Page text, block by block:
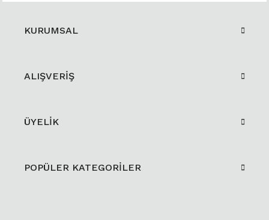
KURUMSAL
ALIŞVERİŞ
ÜYELİK
POPÜLER KATEGORİLER